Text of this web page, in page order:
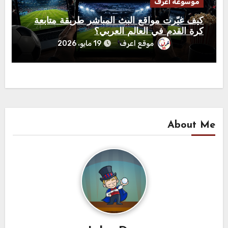
موسوعة اعرف
كيف غيّرت مواقع البث المباشر طريقة متابعة
كرة القدم في العالم العربي؟
موقع اعرف 19 مايو، 2026
About Me